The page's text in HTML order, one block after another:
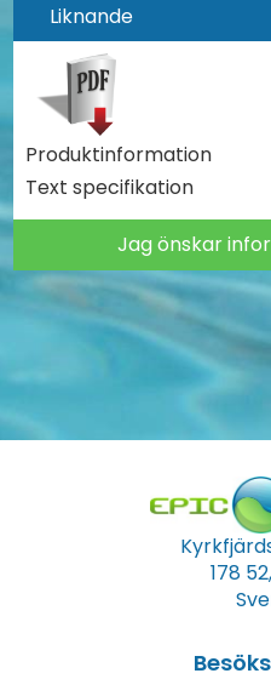
Liknande
Produktinformation
Text specifikation
Jag önskar
178